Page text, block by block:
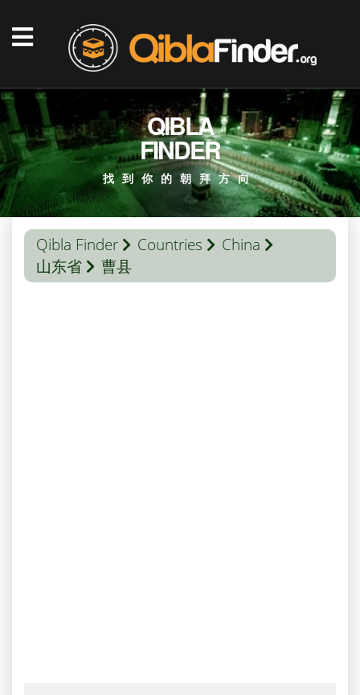
QIBLA
FINDER
找到你的朝拜方向
Qibla Finder Countries
China
山东省
曹县